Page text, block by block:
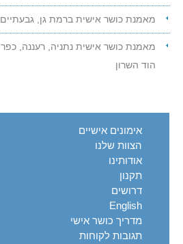
נתקלת בבעיה באתר? הצעה
מתנה
מאמנת כושר אישית ברמת גן, גבעתיים
מאמנת כושר אישית נתניה, רעננה,
הוד השרון
אימונים אישיים
הצוות שלנו
אודותינו
תקנון
דרושים
English
מדריך כושר אישי
תגובות לקוחות